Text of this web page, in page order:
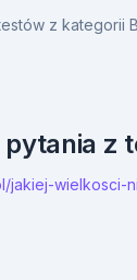
z kategorii
pytania z
jakiej-